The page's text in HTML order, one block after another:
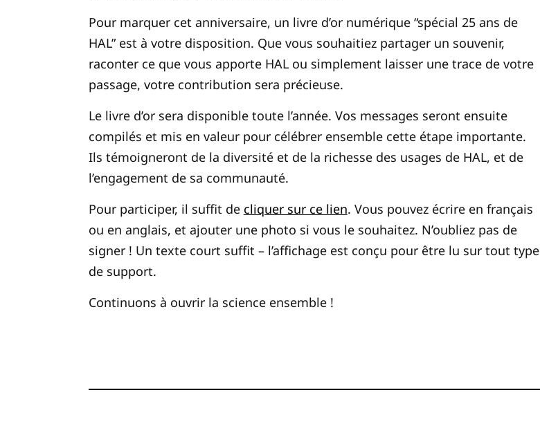
Pour marquer cet anniversaire, un livre d’or numérique “spécial 25 ans de
HAL” est à votre disposition. Que vous souhaitiez partager un souvenir,
raconter ce que vous apporte HAL ou simplement laisser une trace de votre
passage, votre contribution sera précieuse.
Le livre d’or sera disponible toute l’année. Vos messages seront ensuite
compilés et mis en valeur pour célébrer ensemble cette étape importante.
Ils témoigneront de la diversité et de la richesse des usages de HAL, et de
l’engagement de sa communauté.
Pour participer, il suffit de cliquer sur ce lien. Vous pouvez écrire en français
ou en anglais, et ajouter une photo si vous le souhaitez. N’oubliez pas de
signer ! Un texte court suffit – l’affichage est conçu pour être lu sur tout type
de support.
Continuons à ouvrir la science ensemble !